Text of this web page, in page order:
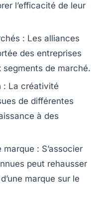
l’efficacité de leur
: Les alliances
des entreprises
de marché.
: La créativité
de différentes
à des
marque : S’associer
peut rehausser
marque sur le